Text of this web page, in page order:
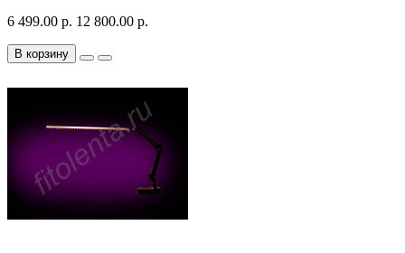
6 499.00 р. 12 800.00 р.
В корзину